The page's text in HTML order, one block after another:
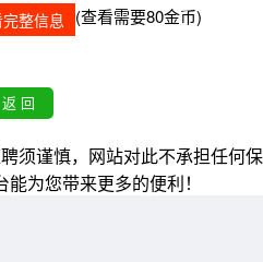
整信息 (查看需要80金币)
须谨慎，网站对此不承担任何保
为您带来更多的便利！